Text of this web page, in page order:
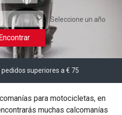
3. Seleccione un año
superiores a € 75
para motocicletas, en
muchas calcomanías